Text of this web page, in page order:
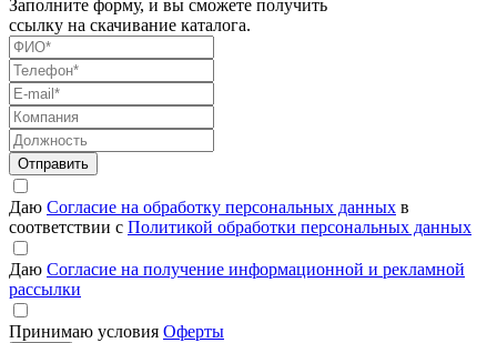
Заполните форму, и вы сможете получить
ссылку на скачивание каталога.
Отправить
Даю Согласие на обработку персональных данных в
соответствии с Политикой обработки персональных данных
Даю Согласие на получение информационной и рекламной
рассылки
Принимаю условия Оферты